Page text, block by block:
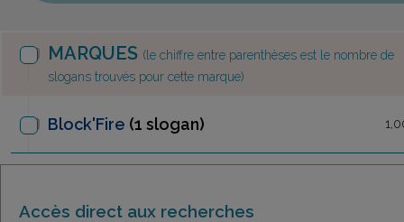
MARQUES (le chiffre entre parenthèses est le nombre de
slogans trouvés pour cette marque)
Block'Fire (1 slogan)
Accès direct aux recherches